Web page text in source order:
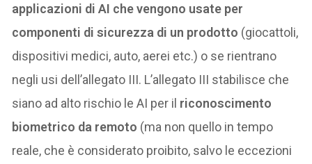
applicazioni di AI che vengono usate per
componenti di sicurezza di un prodotto (giocattoli,
dispositivi medici, auto, aerei etc.) o se rientrano
negli usi dell’allegato III. L’allegato III stabilisce che
siano ad alto rischio le AI per il riconoscimento
biometrico da remoto (ma non quello in tempo
reale, che è considerato proibito, salvo le eccezioni